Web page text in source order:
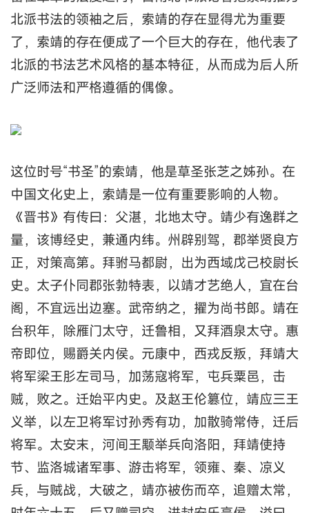
北派书法的领袖之后，索靖的存在显得尤为重要
了，索靖的存在便成了一个巨大的存在，他代表了
北派的书法艺术风格的基本特征，从而成为后人所
广泛师法和严格遵循的偶像。
这位时号“书圣”的索靖，他是草圣张芝之姊孙。在
中国文化史上，索靖是一位有重要影响的人物。
《晋书》有传曰：父湛，北地太守。靖少有逸群之
量，该博经史，兼通内纬。州辟别驾，郡举贤良方
正，对策高第。拜驸马都尉，出为西域戊己校尉长
史。太子仆同郡张勃特表，以靖才艺绝人，宜在台
阁，不宜远出边塞。武帝纳之，擢为尚书郎。靖在
台积年，除雁门太守，迁鲁相，又拜酒泉太守。惠
帝即位，赐爵关内侯。元康中，西戎反叛，拜靖大
将军梁王肜左司马，加荡寇将军，屯兵粟邑，击
贼，败之。迁始平内史。及赵王伦篡位，靖应三王
义举，以左卫将军讨孙秀有功，加散骑常侍，迁后
将军。太安末，河间王颙举兵向洛阳，拜靖使持
节、监洛城诸军事、游击将军，领雍、秦、凉义
兵，与贼战，大破之，靖亦被伤而卒，追赠太常，